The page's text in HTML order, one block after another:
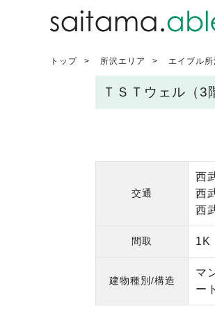
トップ 所沢エリア エイブル
ＴＳＴウェル（3
交通
西
西
西
間取 1K
建物種別/構造
マ
ー